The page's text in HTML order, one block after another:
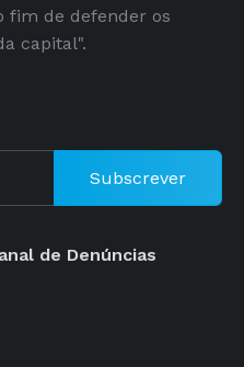
fim de defender os
capital".
Subscrever
de Denúncias